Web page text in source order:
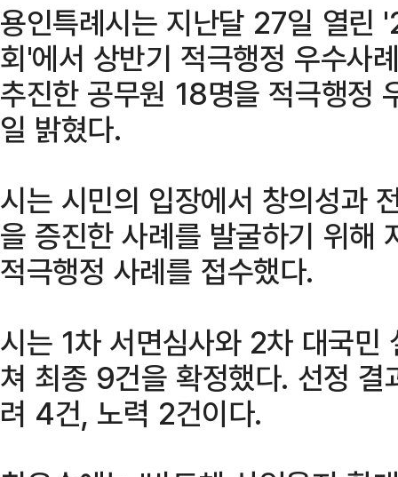
용인특례시는 지난달 27일 열린
회'에서 상반기 적극행정 우수사
추진한 공무원 18명을 적극행정
일 밝혔다.
시는 시민의 입장에서 창의성과
을 증진한 사례를 발굴하기 위해
적극행정 사례를 접수했다.
시는 1차 서면심사와 2차 대국
쳐 최종 9건을 확정했다. 선정
려 4건, 노력 2건이다.